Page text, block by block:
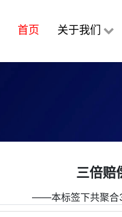
首页 关于我们
三倍赔
――本标签下共聚